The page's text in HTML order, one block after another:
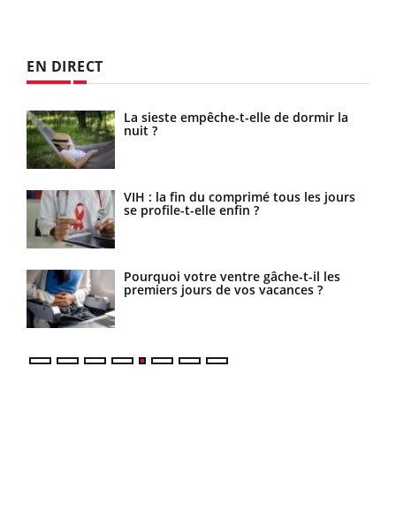
EN DIRECT
La sieste empêche-t-elle de dormir la
nuit ?
VIH : la fin du comprimé tous les jours
se profile-t-elle enfin ?
Pourquoi votre ventre gâche-t-il les
premiers jours de vos vacances ?